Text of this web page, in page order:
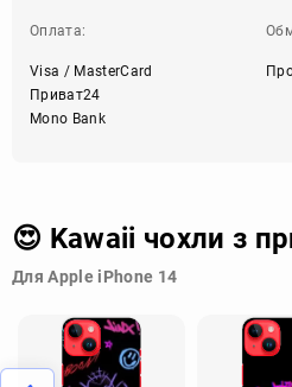
Оплата:
Visa / MasterCard
Приват24
Mono Bank
😍 Kawaii чохли з
Для Apple iPhone 14